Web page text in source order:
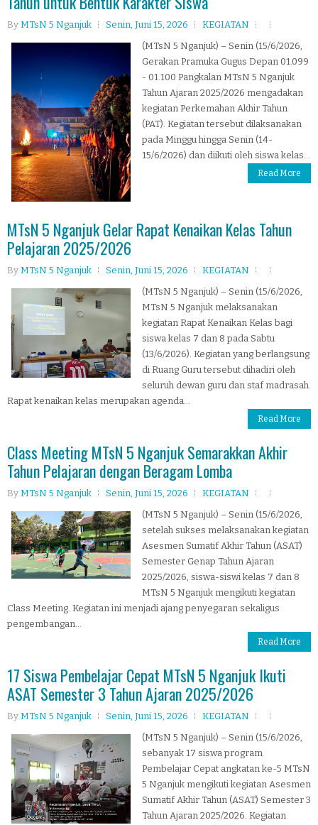
By MTsN 5 Nganjuk Senin, Juni 15, 2026
KEGIATAN
(MTsN 5 Nganjuk) – Senin (15/6/2026,
Gerakan Pramuka Gugus Depan 01.099
- 01.100 Pangkalan MTsN 5 Nganjuk
Tahun Ajaran 2025/2026 mengadakan
kegiatan Perkemahan Akhir Tahun
(PAT). Kegiatan tersebut dilaksanakan
pada Minggu hingga Senin (14-
15/6/2026) dan diikuti oleh siswa kelas...
Read More
MTsN 5 Nganjuk Gelar Rapat Kenaikan Kelas Tahun
Pelajaran 2025/2026
By MTsN 5 Nganjuk Senin, Juni 15, 2026
KEGIATAN
(MTsN 5 Nganjuk) – Senin (15/6/2026,
MTsN 5 Nganjuk melaksanakan
kegiatan Rapat Kenaikan Kelas bagi
siswa kelas 7 dan 8 pada Sabtu
(13/6/2026). Kegiatan yang berlangsung
di Ruang Guru tersebut dihadiri oleh
seluruh dewan guru dan staf madrasah.
Rapat kenaikan kelas merupakan agenda...
Read More
Class Meeting MTsN 5 Nganjuk Semarakkan Akhir
Tahun Pelajaran dengan Beragam Lomba
By MTsN 5 Nganjuk Senin, Juni 15, 2026
KEGIATAN
(MTsN 5 Nganjuk) – Senin (15/6/2026,
setelah sukses melaksanakan kegiatan
Asesmen Sumatif Akhir Tahun (ASAT)
Semester Genap Tahun Ajaran
2025/2026, siswa-siswi kelas 7 dan 8
MTsN 5 Nganjuk mengikuti kegiatan
Class Meeting. Kegiatan ini menjadi ajang penyegaran sekaligus
pengembangan...
Read More
17 Siswa Pembelajar Cepat MTsN 5 Nganjuk Ikuti
ASAT Semester 3 Tahun Ajaran 2025/2026
By MTsN 5 Nganjuk Senin, Juni 15, 2026
KEGIATAN
(MTsN 5 Nganjuk) – Senin (15/6/2026,
sebanyak 17 siswa program
Pembelajar Cepat angkatan ke-5 MTsN
5 Nganjuk mengikuti kegiatan Asesmen
Sumatif Akhir Tahun (ASAT) Semester 3
Tahun Ajaran 2025/2026. Kegiatan